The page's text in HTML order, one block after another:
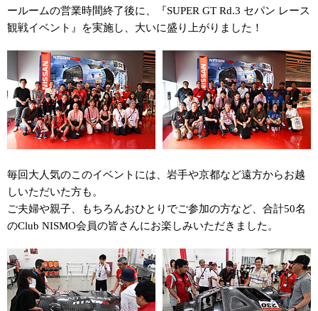
ールームの営業時間終了後に、『SUPER GT Rd.3 セパン レース
観戦イベント』を実施し、大いに盛り上がりました！
毎回大人気のこのイベントには、岩手や京都など遠方からお越
しいただいた方も。
ご夫婦や親子、もちろんおひとりでご参加の方など、合計50名
のClub NISMO会員の皆さんにお楽しみいただきました。